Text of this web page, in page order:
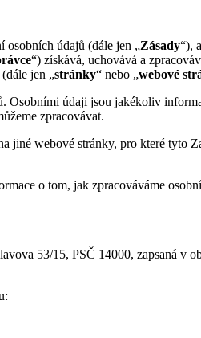
osobních údajů (dále jen „Zásady“),
“) získává, uchovává a
jen „stránky“ nebo „webové
Osobními údaji jsou jakékoliv
zpracovávat.
jiné webové stránky, pro které tyto
o tom, jak zpracováváme
53/15, PSČ 14000, zapsaná v